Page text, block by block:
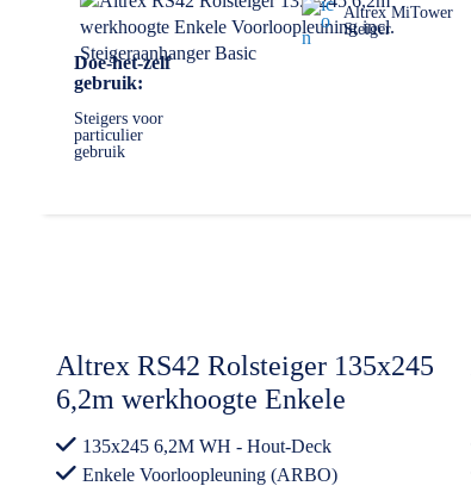
Doe-het-zelf
gebruik:
Steigers voor
particulier
gebruik
Altrex MiTower
Steiger
Altrex RS42 Rolsteiger 135x245
6,2m werkhoogte Enkele
Voorloopleuning incl.
Steigeraanhanger Basic
135x245 6,2M WH - Hout-Deck
Enkele Voorloopleuning (ARBO)